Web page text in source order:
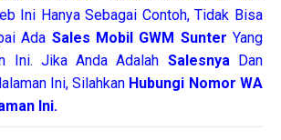
Ini Hanya Sebagai Contoh, Tidak Bisa
Ada Sales Mobil GWM Sunter Yang
Ini. Jika Anda Adalah SalesnyaDan
Ini, Silahkan Hubungi Nomor WA
Ini.